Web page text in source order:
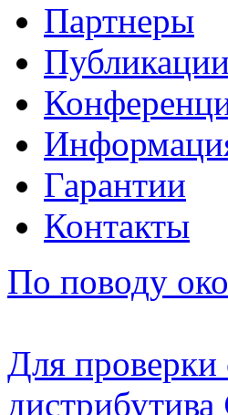
Партнеры
Публикации
Гарантии
Контакты
По поводу
Для проверки
дистрибутива